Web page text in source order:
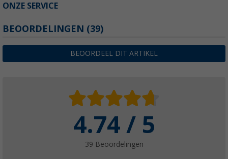
ONZE SERVICE
BEOORDELINGEN (39)
BEOORDEEL DIT ARTIKEL
4.74 / 5
39 Beoordelingen